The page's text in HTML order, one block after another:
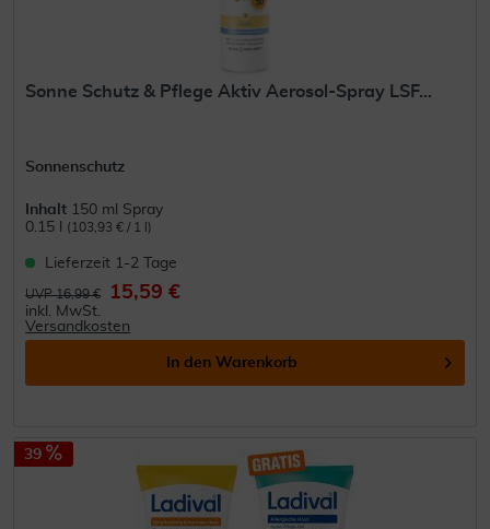
Sonne Schutz & Pflege Aktiv Aerosol-Spray LSF...
Sonnenschutz
Inhalt 150 ml Spray
0.15 l
(103,93 € / 1 l)
Lieferzeit 1-2 Tage
UVP 16,99 € 15,59 €
inkl. MwSt.
Versandkosten
In den Warenkorb
39